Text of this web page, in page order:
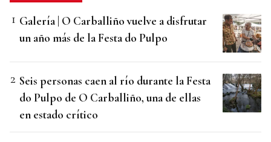
Galería | O Carballiño vuelve a disfrutar
un año más de la Festa do Pulpo
Seis personas caen al río durante la Festa
do Pulpo de O Carballiño, una de ellas
en estado crítico